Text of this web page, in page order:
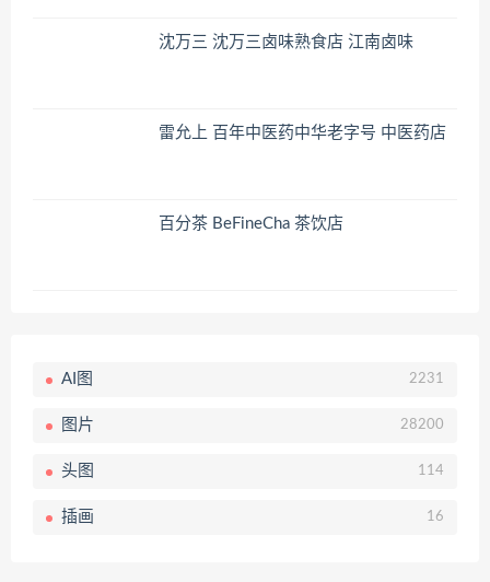
沈万三 沈万三卤味熟食店 江南卤味
雷允上 百年中医药中华老字号 中医药店
百分茶 BeFineCha 茶饮店
AI图 2231
图片 28200
头图 114
插画 16